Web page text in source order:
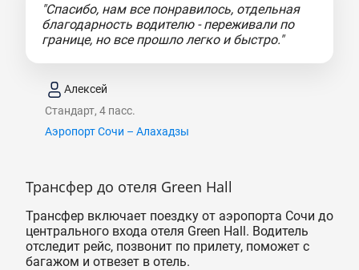
"Спасибо, нам все понравилось, отдельная
благодарность водителю - переживали по
границе, но все прошло легко и быстро."
Алексей
Стандарт, 4 пасс.
Аэропорт Сочи – Алахадзы
Трансфер до отеля Green Hall
Трансфер включает поездку от аэропорта Сочи до
центрального входа отеля Green Hall. Водитель
отследит рейс, позвонит по прилету, поможет с
багажом и отвезет в отель.